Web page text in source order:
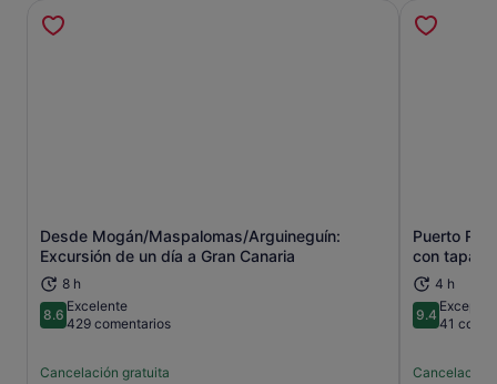
Desde Mogán/Maspalomas/Arguineguín:
Excursión de un día a Gran Canaria
8 h
8.68.6 sobre 10
Excelente
429 comentarios
Cancelación gratuita
Se abre en una pestaña nueva
Puerto
con tapas
4 h
9.49.4 sobre
41
Cancelación